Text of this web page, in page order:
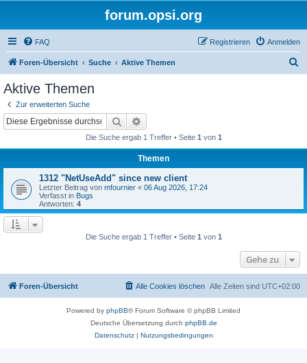
forum.opsi.org
FAQ Anmelden
Registrieren
Foren-Übersicht Suche Aktive Themen
Aktive Themen
Zur erweiterten Suche
Suche
Die Suche ergab 1 Treffer • Seite 1 von 1
Themen
1312 "NetUseAdd" since new client
Letzter Beitrag von mfournier « 06 Aug 2026, 17:24
Verfasst in Bugs
Antworten: 4
Die Suche ergab 1 Treffer • Seite 1 von 1
Gehe zu
Foren-Übersicht Alle Zeiten sind UTC+02:00
Alle Cookies löschen
Powered by phpBB® Forum Software © phpBB Limited
Deutsche Übersetzung durch phpBB.de
Datenschutz| Nutzungsbedingungen